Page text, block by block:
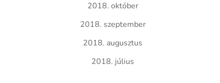
2018. október
2018. szeptember
2018. augusztus
2018. július